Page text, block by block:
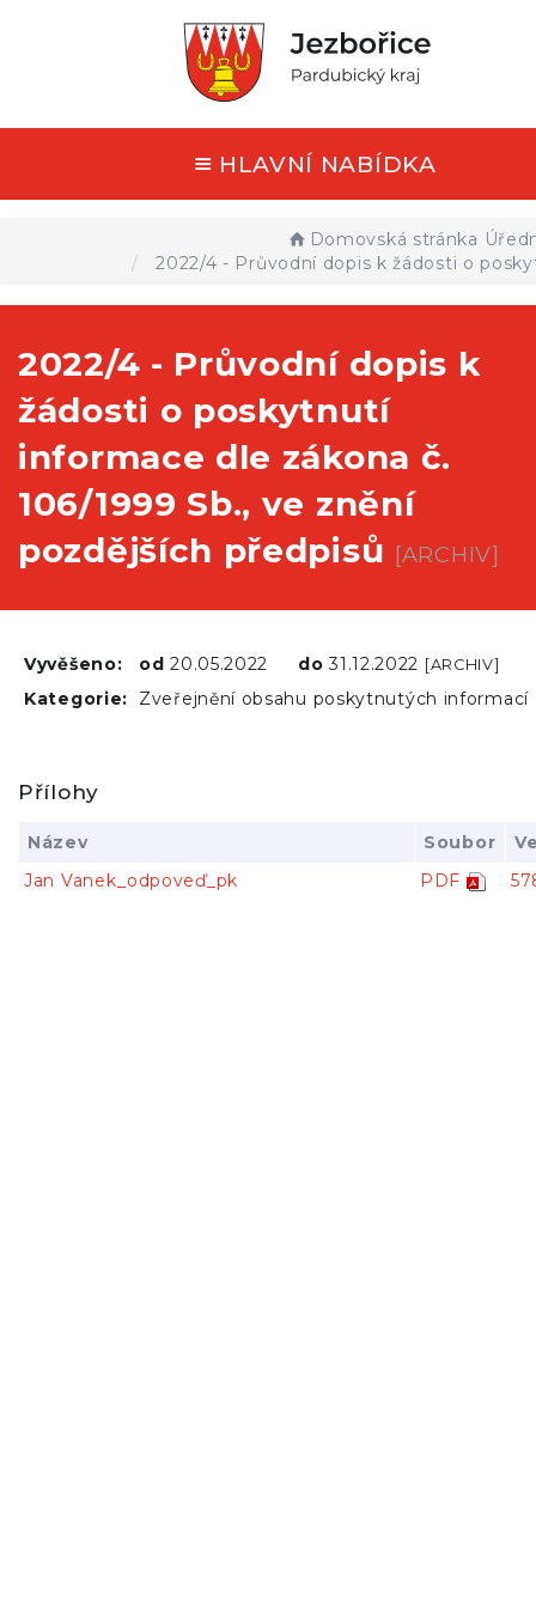
HLAVNÍ NABÍDKA
Domovská stránka
2022/4 - Průvodní dopis k žádosti o
2022/4 - Průvodní dopis k
žádosti o poskytnutí
informace dle zákona č.
106/1999 Sb., ve znění
pozdějších předpisů [ARCHIV]
Vyvěšeno: od20.05.2022 do31.12.2022 [ARCHIV]
Kategorie: Zveřejnění obsahu poskytnutých informací
Přílohy
Název Soubor
Jan Vanek_odpoveď_pk
PDF